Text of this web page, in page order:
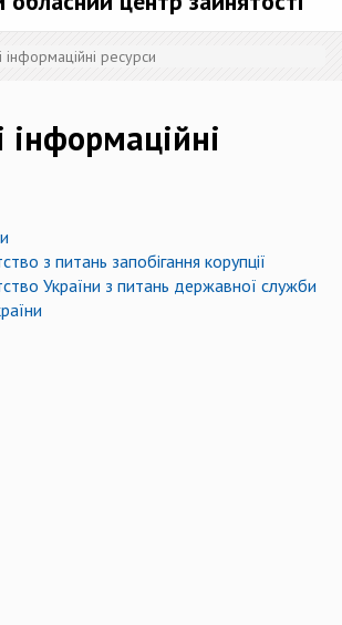
ресурси
з питань запобігання корупції
України з питань державної служби